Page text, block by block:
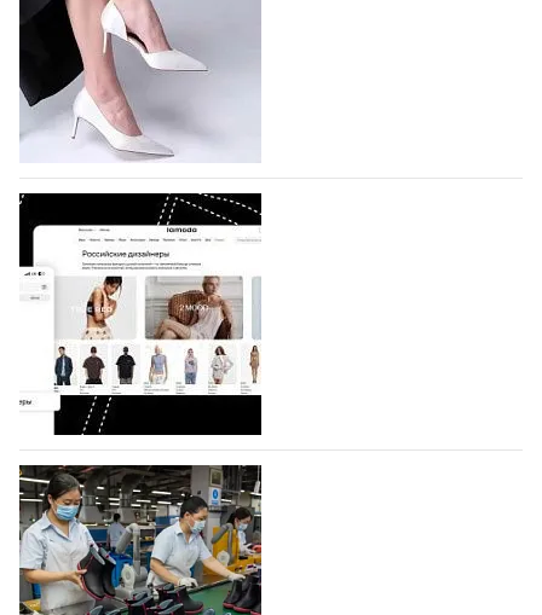
На участие в седьмой Московской неделе моды,
которая пройдет в российской столице с 26 сентября
по 1 октября, уже подано 1047 заявок. Примерно
половину из них (494) прислали дизайнеры,
коллекции которых не были представлены в…
07.08.2026 644
BALLINA представит свои новинки на Euro
Shoes
Компания BALLINA Guangzhou Lihuang Footwear
Co., Ltd., основанная в 2011 году и расположенная в
Гуанчжоу, столице моды Китая, является
профессиональной обувной компанией,
объединяющей разработку, производство и…
07.08.2026 504
На платформе Lamoda - новый раздел и
условия продвижения локальных
дизайнерских марок
Российский маркетплейс Lamoda решил обновить